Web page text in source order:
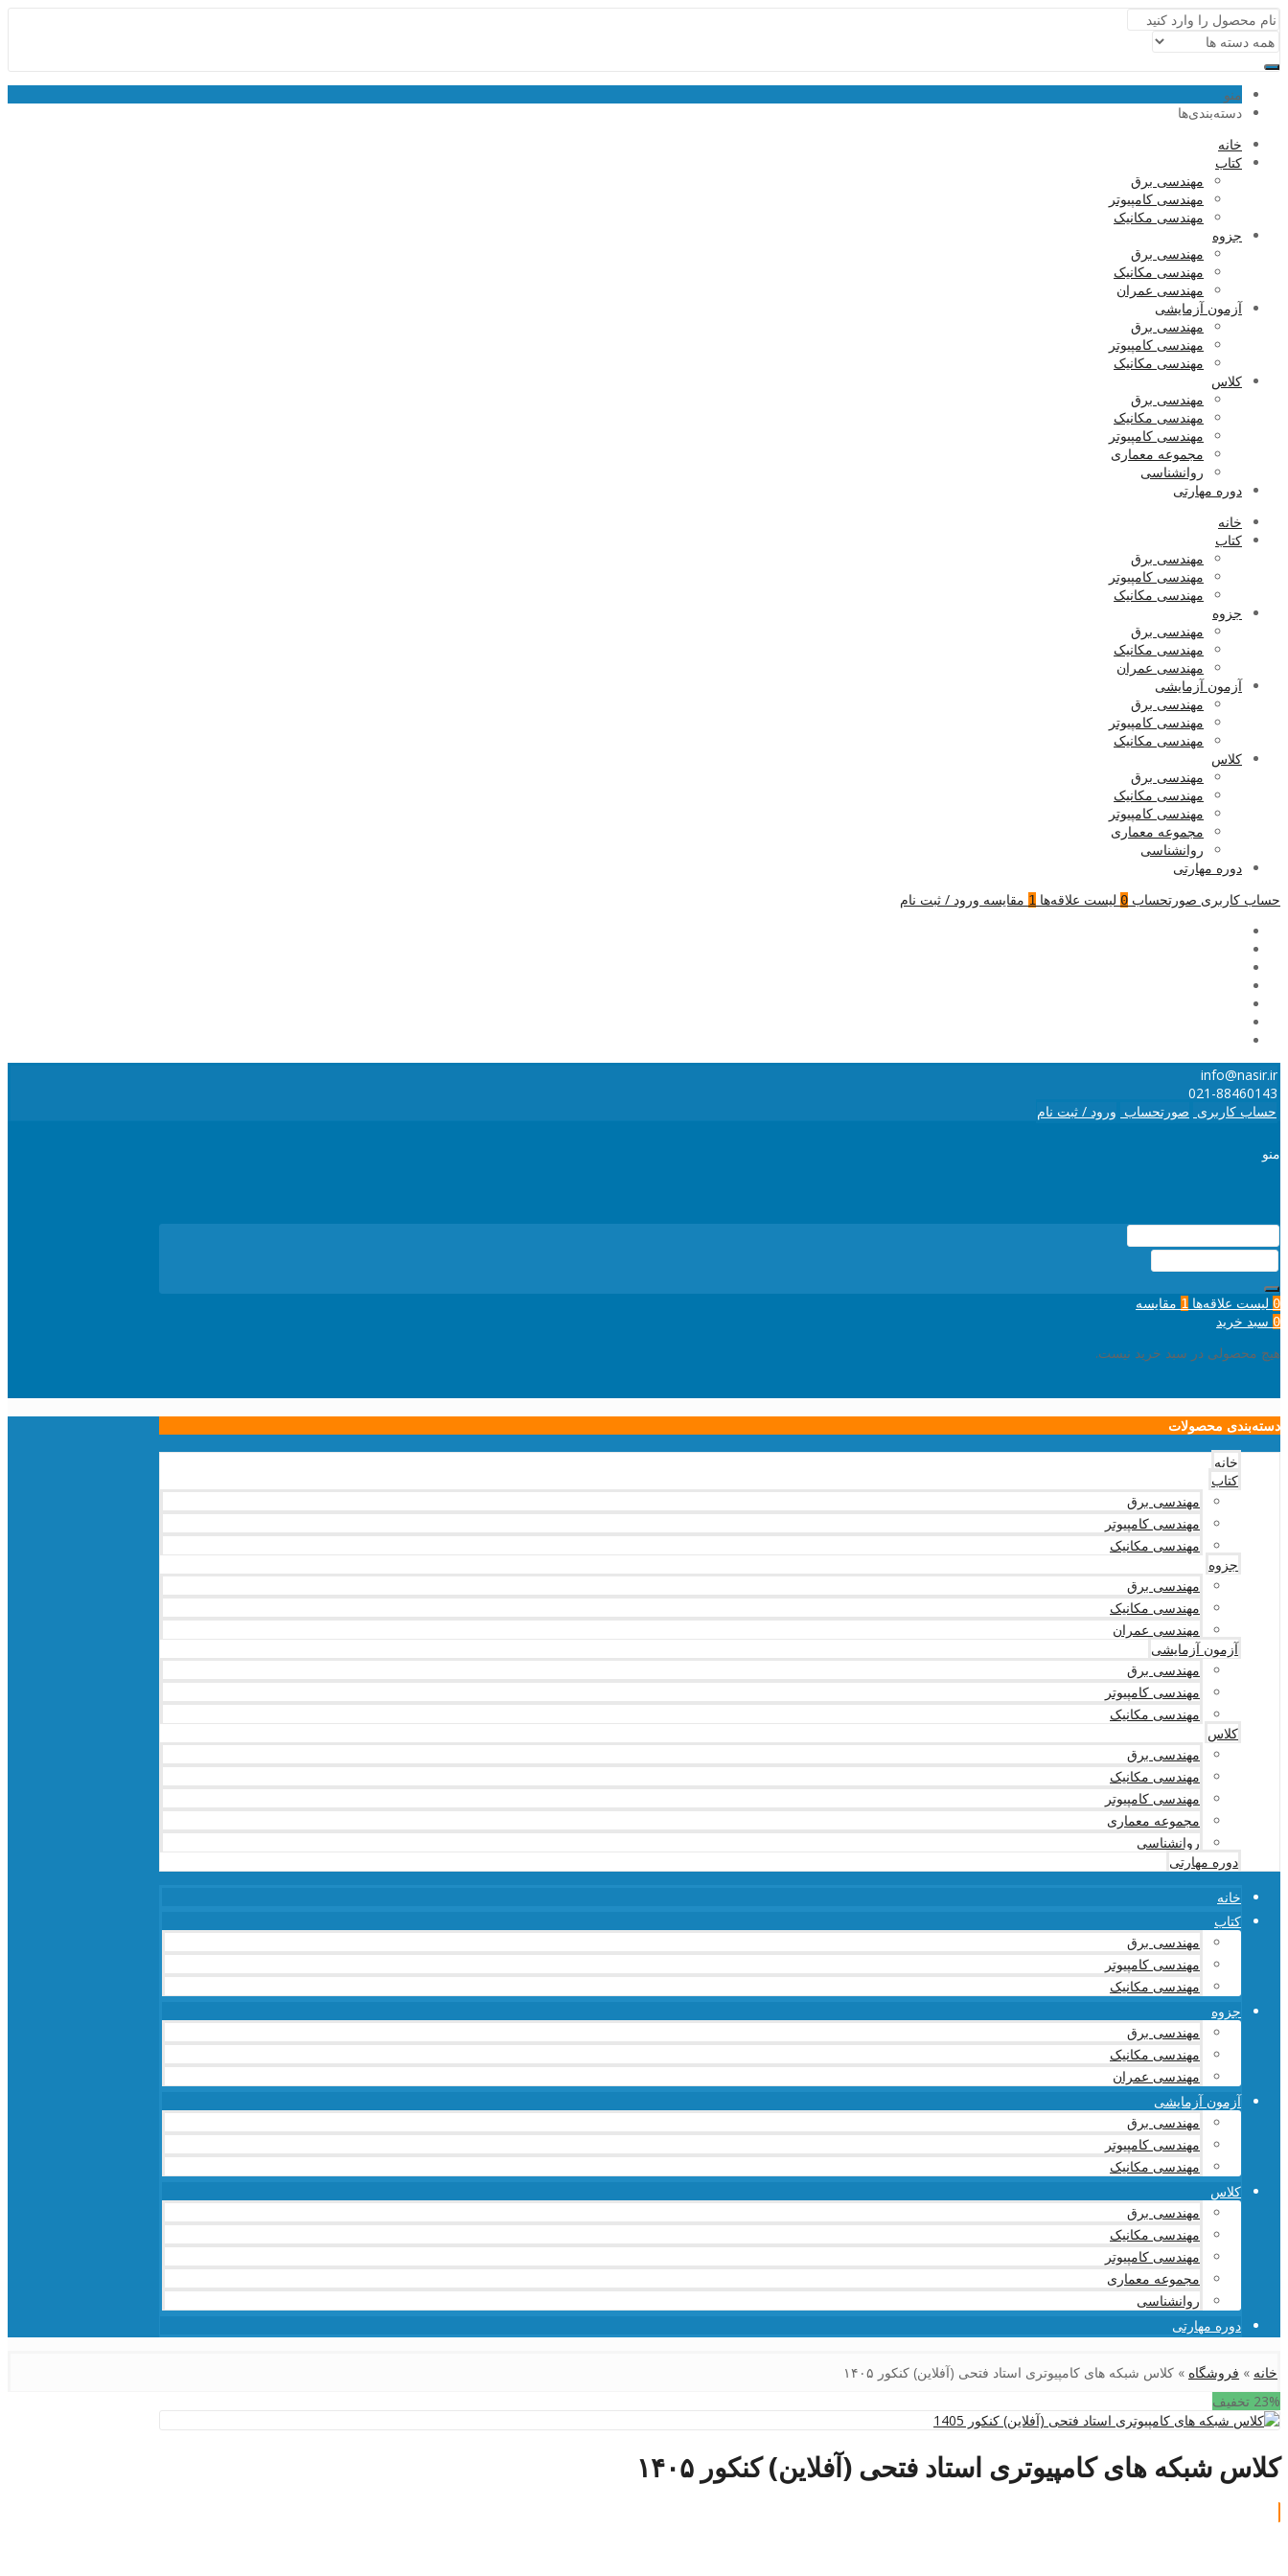
منو
دسته‌بندی‌ها
خانه
کتاب
مهندسی برق
مهندسی کامپیوتر
مهندسی مکانیک
جزوه
مهندسی برق
مهندسی مکانیک
مهندسی عمران
آزمون آزمایشی
مهندسی برق
مهندسی کامپیوتر
مهندسی مکانیک
کلاس
مهندسی برق
مهندسی مکانیک
مهندسی کامپیوتر
مجموعه معماری
روانشناسی
دوره مهارتی
خانه
کتاب
مهندسی برق
مهندسی کامپیوتر
مهندسی مکانیک
جزوه
مهندسی برق
مهندسی مکانیک
مهندسی عمران
آزمون آزمایشی
مهندسی برق
مهندسی کامپیوتر
مهندسی مکانیک
کلاس
مهندسی برق
مهندسی مکانیک
مهندسی کامپیوتر
مجموعه معماری
روانشناسی
دوره مهارتی
حساب کاربری صورتحساب 0 لیست علاقه‌ها 1 مقایسه ورود / ثبت نام
info@nasir.ir
021-88460143
حساب کاربری صورتحساب ورود / ثبت نام
منو
0 لیست علاقه‌ها 1 مقایسه
0 سبد خرید
هیچ محصولی در سبد خرید نیست.
دسته‌بندی محصولات
خانه
کتاب
مهندسی برق
مهندسی کامپیوتر
مهندسی مکانیک
جزوه
مهندسی برق
مهندسی مکانیک
مهندسی عمران
آزمون آزمایشی
مهندسی برق
مهندسی کامپیوتر
مهندسی مکانیک
کلاس
مهندسی برق
مهندسی مکانیک
مهندسی کامپیوتر
مجموعه معماری
روانشناسی
دوره مهارتی
خانه
کتاب
مهندسی برق
مهندسی کامپیوتر
مهندسی مکانیک
جزوه
مهندسی برق
مهندسی مکانیک
مهندسی عمران
آزمون آزمایشی
مهندسی برق
مهندسی کامپیوتر
مهندسی مکانیک
کلاس
مهندسی برق
مهندسی مکانیک
مهندسی کامپیوتر
مجموعه معماری
روانشناسی
دوره مهارتی
خانه » فروشگاه » کلاس شبکه های کامپیوتری استاد فتحی (آفلاین) کنکور ۱۴۰۵
23% تخفیف
کلاس شبکه های کامپیوتری استاد فتحی (آفلاین) کنکور ۱۴۰۵